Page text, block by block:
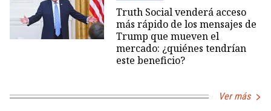
Truth Social venderá acceso
más rápido de los mensajes de
Trump que mueven el
mercado: ¿quiénes tendrían
este beneficio?
Ver más